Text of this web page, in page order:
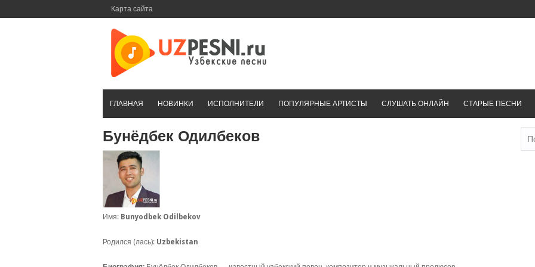
Карта сайта
ГЛАВНАЯ НОВИНКИ ИСПОЛНИТЕЛИ ПОПУЛЯРНЫЕ АРТИСТЫ СЛУШАТЬ ОНЛАЙН СТАРЫЕ ПЕСНИ
Бунёдбек Одилбеков
Имя: Bunyodbek Odilbekov
Родился (лась): Uzbekistan